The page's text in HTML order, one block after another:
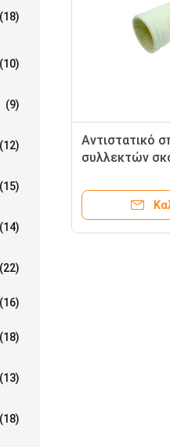
(18)
(10)
(9)
(12)
(15)
(14)
(22)
(16)
(18)
(13)
(18)
Αντιστατικό
συλλεκτών
καθαρίσει